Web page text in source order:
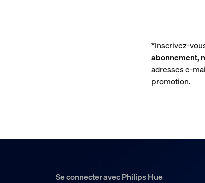
*Inscrivez-
abonnement,
adresses e-
promotion.
Se connecter avec Philips Hue